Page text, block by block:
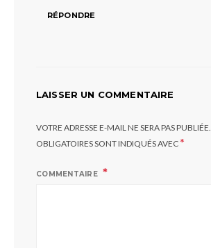
RÉPONDRE
LAISSER UN COMMENTAIRE
VOTRE ADRESSE E-MAIL NE SERA PAS PUBLIÉE.
OBLIGATOIRES SONT INDIQUÉS AVEC*
COMMENTAIRE